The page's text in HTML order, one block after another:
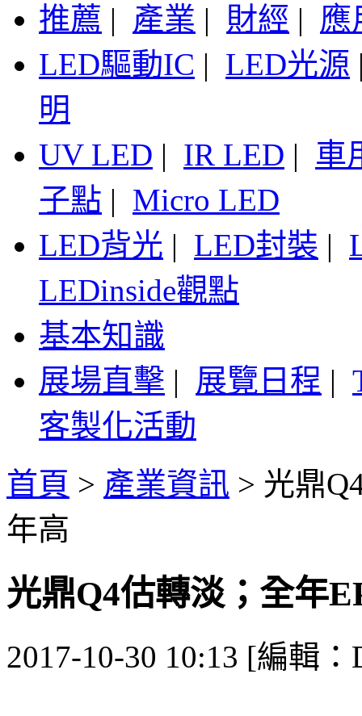
推薦 | 產業 | 財經 | 應
LED驅動IC | LED光源
明
UV LED | IR LED | 車
子點 | Micro LED
LED背光 | LED封裝 |
LEDinside觀點
基本知識
展場直擊 | 展覽日程 |
客製化活動
首頁 > 產業資訊 > 光鼎
年高
光鼎Q4估轉淡；全年
2017-10-30 10:13 [編輯